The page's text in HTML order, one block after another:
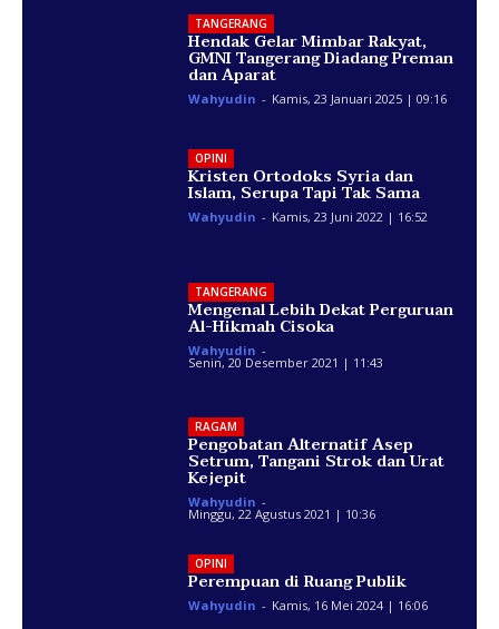
TANGERANG
Hendak Gelar Mimbar Rakyat,
GMNI Tangerang Diadang Preman
dan Aparat
Wahyudin - Kamis, 23 Januari 2025 | 09:16
OPINI
Kristen Ortodoks Syria dan
Islam, Serupa Tapi Tak Sama
Wahyudin - Kamis, 23 Juni 2022 | 16:52
TANGERANG
Mengenal Lebih Dekat Perguruan
Al-Hikmah Cisoka
Wahyudin -
Senin, 20 Desember 2021 | 11:43
RAGAM
Pengobatan Alternatif Asep
Setrum, Tangani Strok dan Urat
Kejepit
Wahyudin -
Minggu, 22 Agustus 2021 | 10:36
OPINI
Perempuan di Ruang Publik
Wahyudin - Kamis, 16 Mei 2024 | 16:06